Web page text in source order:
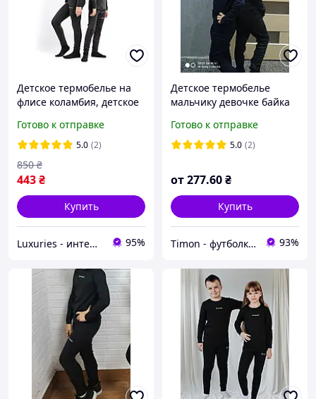
Детское термобелье на
флисе коламбия, детское
футбола коламбия
Готово к отправке
5.0 (2)
443₴
850 ₴
Купить
Luxuries - интернет-магазин одежды и нижнего белья Luxuries 95%
Детское термобелье
мальчику девочке байка
белье байка от 7 до 10 лет
Готово к отправке
5.0 (2)
от277.60₴
Купить
Timon - футболки детские и взрослые однотонные 93%